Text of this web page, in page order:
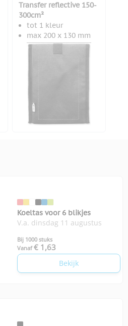
Transfer reflective 150-
300cm²
tot 1 kleur
max 200 x 130 mm
Koeltas voor 6 blikjes
V.a. dinsdag 11 augustus
Bij 1000 stuks
Vanaf € 1,63
Bekijk